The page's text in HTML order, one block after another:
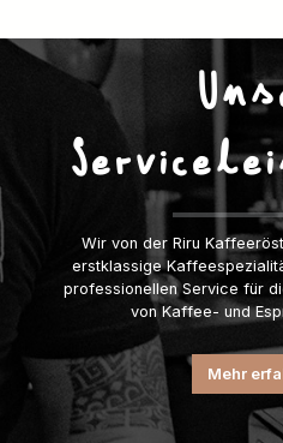
Wir von der Riru
erstklassige
professionellen Service für
von Kaffee- und
Mehr